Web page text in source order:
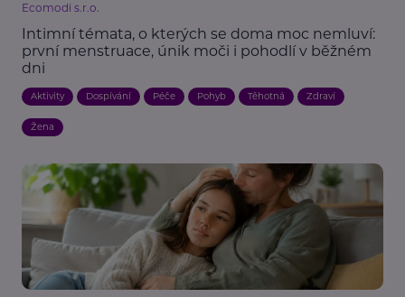
Ecomodi s.r.o.
Intimní témata, o kterých se doma moc nemluví:
první menstruace, únik moči i pohodlí v běžném
dni
Aktivity Dospívání Péče Pohyb Těhotná Zdraví
Žena